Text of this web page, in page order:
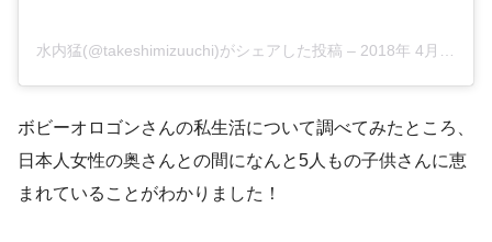
水内猛(@takeshimizuuchi)がシェアした投稿 – 2018年 4月月15日午前3時27分PDT
ボビーオロゴンさんの私生活について調べてみたところ、
日本人女性の奥さんとの間になんと5人もの子供さんに恵
まれていることがわかりました！